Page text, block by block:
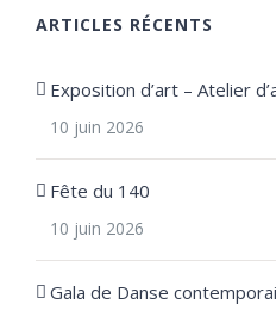
ARTICLES RÉCENTS
Exposition d’art – Atelier
10 juin 2026
Fête du 140
10 juin 2026
Gala de Danse